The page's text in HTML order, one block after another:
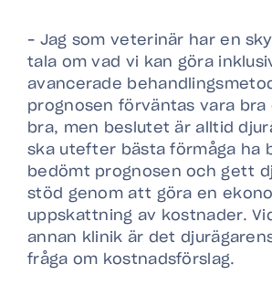
– Jag som veterinär har en
tala om vad vi kan göra
avancerade
prognosen förväntas vara bra
bra, men beslutet är alltid
ska utefter bästa förmåga ha
bedömt prognosen och gett
stöd genom att göra en
uppskattning av kostnader.
annan klinik är det
fråga om kostnadsförslag.